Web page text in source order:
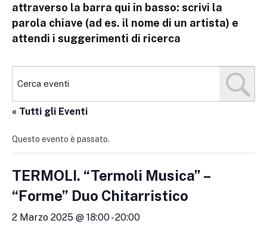
attraverso la barra qui in basso: scrivi la
parola chiave (ad es. il nome di un artista) e
attendi i suggerimenti di ricerca
« Tutti gli Eventi
Questo evento è passato.
TERMOLI. “Termoli Musica” –
“Forme” Duo Chitarristico
2 Marzo 2025 @ 18:00-20:00